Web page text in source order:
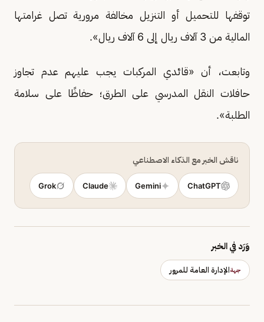
توقفها للتحميل أو التنزيل مخالفة مرورية تصل غرامتها
المالية من 3 آلاف ريال إلى 6 آلاف ريال».
وتابعت، أن «قائدي المركبات يجب عليهم عدم تجاوز
حافلات النقل المدرسي على الطرق؛ حفاظًا على سلامة
الطلبة».
ناقش الخبر مع الذكاء الاصطناعي
ChatGPT
Gemini
Claude
Grok
وَرَد في الخبر
جهةالإدارة العامة للمرور